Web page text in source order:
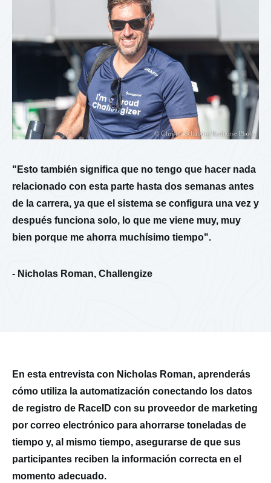
"Esto también significa que no tengo que hacer nada
relacionado con esta parte hasta dos semanas antes
de la carrera, ya que el sistema se configura una vez y
después funciona solo, lo que me viene muy, muy
bien porque me ahorra muchísimo tiempo".
- Nicholas Roman, Challengize
En esta entrevista con Nicholas Roman, aprenderás
cómo utiliza la automatización conectando los datos
de registro de RaceID con su proveedor de marketing
por correo electrónico para ahorrarse toneladas de
tiempo y, al mismo tiempo, asegurarse de que sus
participantes reciben la información correcta en el
momento adecuado.